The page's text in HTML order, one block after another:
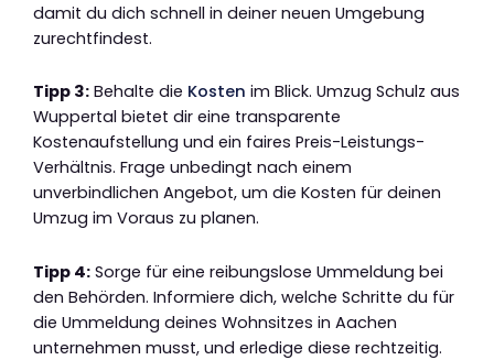
damit du dich schnell in deiner neuen Umgebung
zurechtfindest.
Tipp 3: Behalte die Kosten im Blick. Umzug Schulz aus
Wuppertal bietet dir eine transparente
Kostenaufstellung und ein faires Preis-Leistungs-
Verhältnis. Frage unbedingt nach einem
unverbindlichen Angebot, um die Kosten für deinen
Umzug im Voraus zu planen.
Tipp 4: Sorge für eine reibungslose Ummeldung bei
den Behörden. Informiere dich, welche Schritte du für
die Ummeldung deines Wohnsitzes in Aachen
unternehmen musst, und erledige diese rechtzeitig.